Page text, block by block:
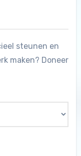
steunen en
maken? Doneer